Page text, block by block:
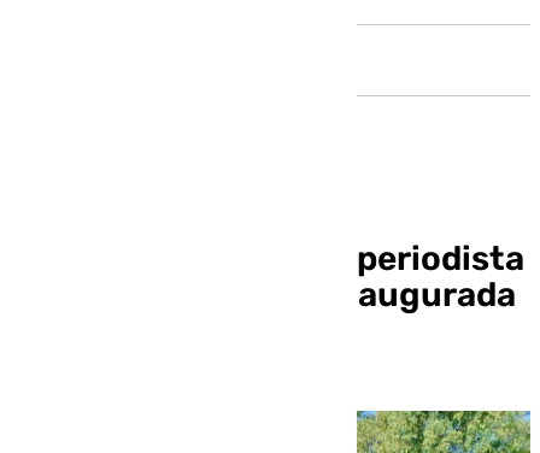
Sustraen la placa del periodista
José Antonio Frías inaugurada